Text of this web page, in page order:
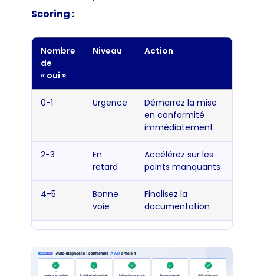
Scoring :
Nombre
de
« oui »
Niveau Action
0-1 Urgence
Démarrez la mise
en conformité
immédiatement
2-3
En
retard
Accélérez sur les
points manquants
4-5
Bonne
voie
Finalisez la
documentation